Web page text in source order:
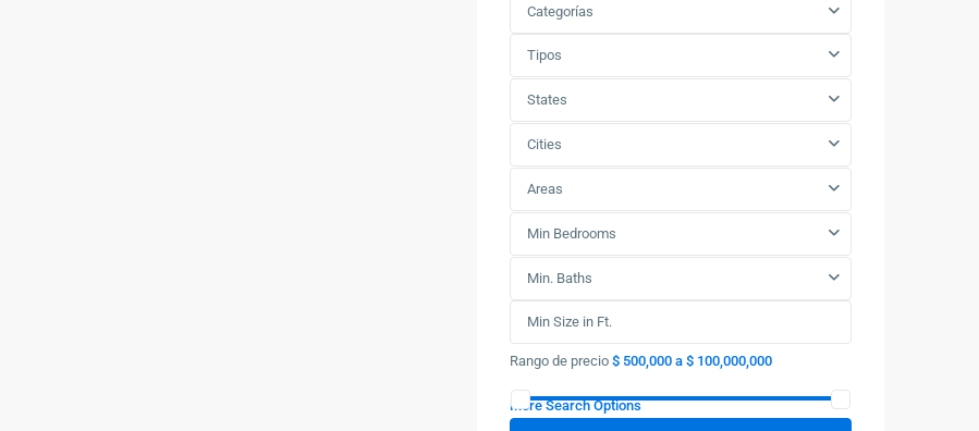
Categorías
Tipos
States
Cities
Areas
Min Bedrooms
Min. Baths
Rango de precio $ 500,000 a $ 100,000,000
More Search Options